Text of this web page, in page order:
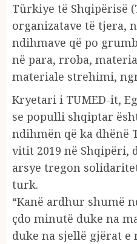
Türkiye të Shqipërisë
organizatave të tjera,
ndihmave që po
në para, rroba,
materiale strehimi,
Kryetari i TUMED-it,
se populli shqiptar
ndihmën që ka dhënë
vitit 2019 në Shqipëri,
arsye tregon
turk.
“Kanë ardhur shumë
çdo minutë duke na
duke na sjellë gjërat